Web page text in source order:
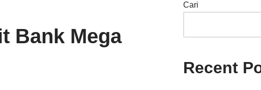
Bank Mega
Cari
Recent